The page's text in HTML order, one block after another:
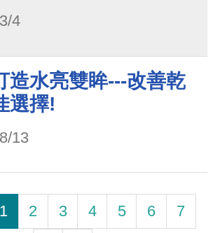
4
造水亮雙眸---改善乾
選擇!
13
1 2 3 4 5 6
7